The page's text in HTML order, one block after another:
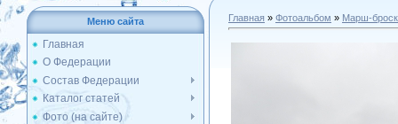
Меню сайта
Главная
О Федерации
Состав Федерации
Каталог статей
Фото (на сайте)
Главная » Фотоальбом » Марш-